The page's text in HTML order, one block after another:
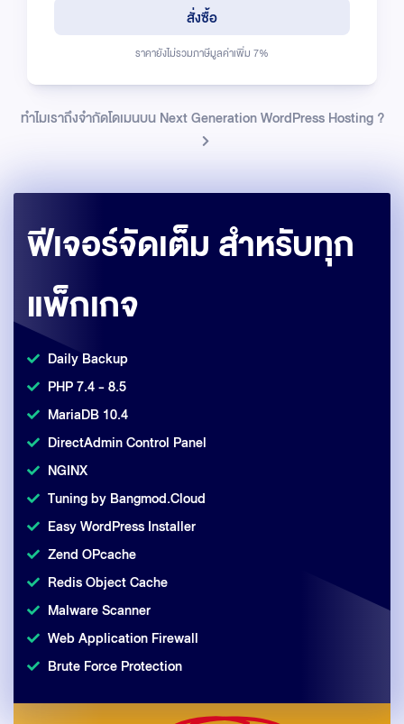
สั่งซื้อ
ราคายังไม่รวมภาษีมูลค่าเพิ่ม 7%
ทำไมเราถึงจำกัดโดเมนบน Next Generation WordPress Hosting ?
ฟีเจอร์จัดเต็ม สำหรับทุก
แพ็กเกจ
Daily Backup
PHP 7.4 - 8.5
MariaDB 10.4
DirectAdmin Control Panel
NGINX
Tuning by Bangmod.Cloud
Easy WordPress Installer
Zend OPcache
Redis Object Cache
Malware Scanner
Web Application Firewall
Brute Force Protection